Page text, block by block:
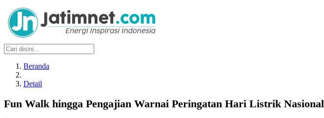
Beranda
Detail
Fun Walk hingga Pengajian Warnai Peringatan Hari Listrik